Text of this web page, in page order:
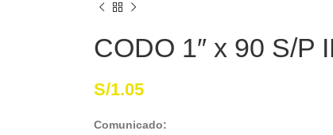
CODO 1″ x 90 S/P
S/1.05
Comunicado: